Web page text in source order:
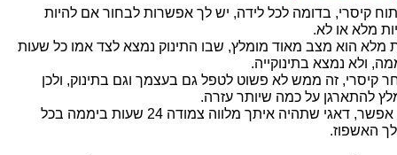
קיסרי, בדומה לכל לידה, יש לך אפשרות לבחור אם להיות
מלא או לא.
מלא הוא מצב מאוד מומלץ, שבו התינוק נמצא לצד אמו כל שעות
ולא נמצא בתינוקייה.
קיסרי, זה ממש לא פשוט לטפל גם בעצמך וגם בתינוק, ולכן
להתארגן על כמה שיותר עזרה.
אם אפשר, דאגי שתהיה איתך מלווה צמודה 24 שעות ביממה בכל
האשפוז.